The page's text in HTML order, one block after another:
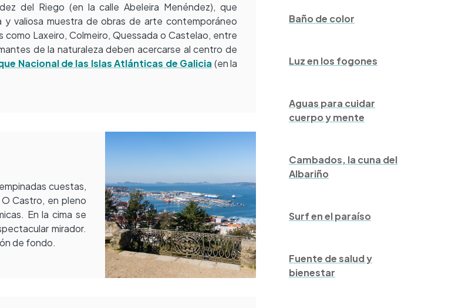
del Riego (en la calle Abeleira Menéndez), que
y valiosa muestra de obras de arte contemporáneo
como Laxeiro, Colmeiro, Quessada o Castelao, entre
de la naturaleza deben acercarse al centro de
Nacional de las Islas Atlánticas de Galicia (en la
cuestas,
Castro, en pleno
En la cima se
mirador.
de fondo.
Baño de color
Luz en los fogones
Aguas para cuidar
cuerpo y mente
Cambados, la cuna del
Albariño
Surf en el paraíso
Fuente de salud y
bienestar